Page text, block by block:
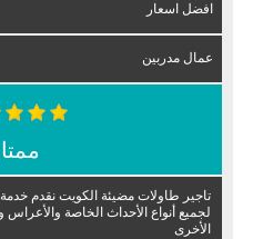
افضل اسعار
عمال مدربين
تاجير طاولات مضيئة الكويت نقدم
لجميع أنواع الأحداث الخاصة
الأخرى